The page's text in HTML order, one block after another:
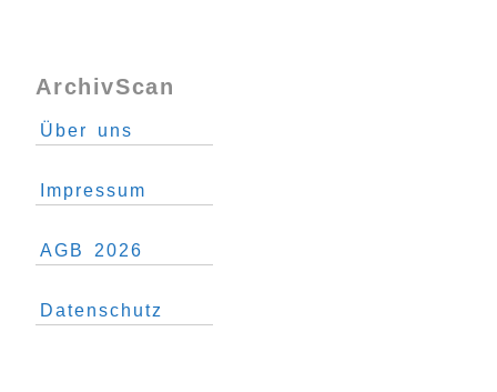
ArchivScan
Über uns
Impressum
AGB 2026
Datenschutz